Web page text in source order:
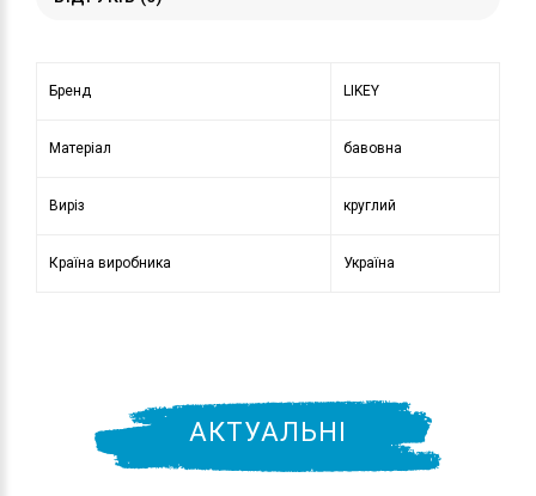
Бренд LIKEY
Матеріал бавовна
Виріз круглий
Країна виробника Україна
АКТУАЛЬНІ